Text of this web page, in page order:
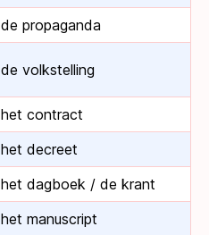
de propaganda
de volkstelling
het contract
het decreet
het dagboek / de krant
het manuscript